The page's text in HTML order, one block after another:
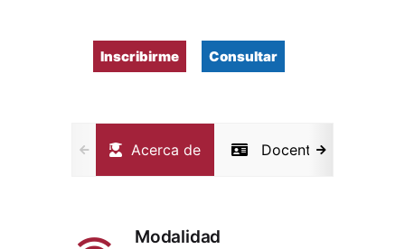
Inscribirme Consultar
Acerca de Docentes
Modalidad